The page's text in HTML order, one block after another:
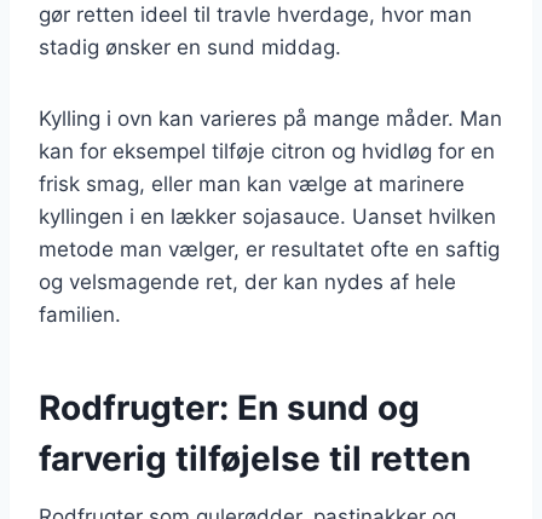
gør retten ideel til travle hverdage, hvor man
stadig ønsker en sund middag.
Kylling i ovn kan varieres på mange måder. Man
kan for eksempel tilføje citron og hvidløg for en
frisk smag, eller man kan vælge at marinere
kyllingen i en lækker sojasauce. Uanset hvilken
metode man vælger, er resultatet ofte en saftig
og velsmagende ret, der kan nydes af hele
familien.
Rodfrugter: En sund og
farverig tilføjelse til retten